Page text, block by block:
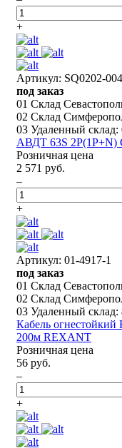
+
Артикул: SQ0202-
под заказ
01 Склад
02 Склад
03 Удаленный склад:
АВДТ 63S
Розничная цена
2 571 руб.
–
+
Артикул: 01-4917-1
под заказ
01 Склад
02 Склад
03 Удаленный склад:
Кабель
200м REXANT
Розничная цена
56 руб.
–
+